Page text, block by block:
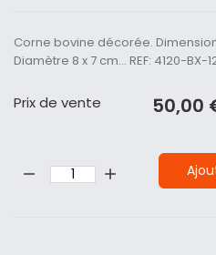
Corne bovine décorée.
Diamètre 8 x 7 cm... REF: 4120-BX-
Prix ​​de vente 50,00